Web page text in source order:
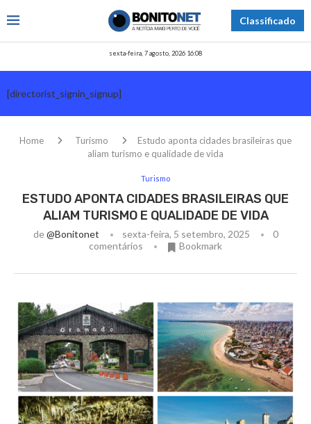
Classificado
sexta-feira, 7 agosto, 2026 16:08
[directorist_signin_signup]
Home Turismo
Estudo aponta cidades brasileiras que
aliam turismo e qualidade de vida
Turismo
ESTUDO APONTA CIDADES BRASILEIRAS QUE
ALIAM TURISMO E QUALIDADE DE VIDA
de@bonitonet sexta-feira, 5 setembro, 2025
0
comentários
Bookmark